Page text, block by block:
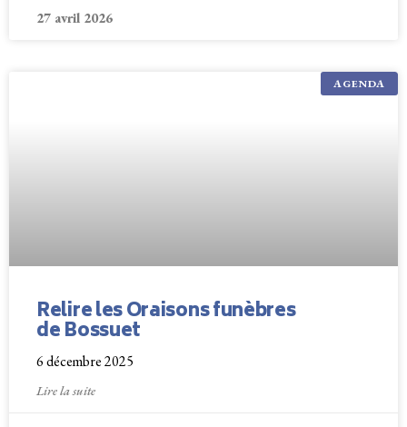
27 avril 2026
AGENDA
Relire les Oraisons funèbres
de Bossuet
6 décembre 2025
Lire la suite